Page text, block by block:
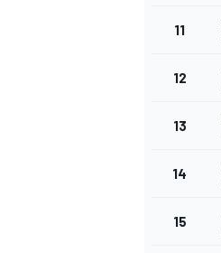
FÓRMULA E
11
12
13
14
15